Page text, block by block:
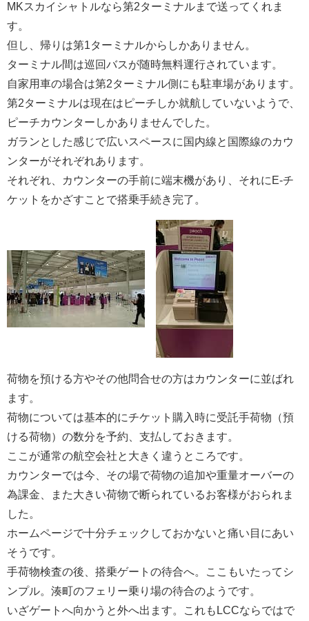
MKスカイシャトルなら第2ターミナルまで送ってくれま
す。
但し、帰りは第1ターミナルからしかありません。
ターミナル間は巡回バスが随時無料運行されています。
自家用車の場合は第2ターミナル側にも駐車場があります。
第2ターミナルは現在はピーチしか就航していないようで、
ピーチカウンターしかありませんでした。
ガランとした感じで広いスペースに国内線と国際線のカウ
ンターがそれぞれあります。
それぞれ、カウンターの手前に端末機があり、それにE-チ
ケットをかざすことで搭乗手続き完了。
荷物を預ける方やその他問合せの方はカウンターに並ばれ
ます。
荷物については基本的にチケット購入時に受託手荷物（預
ける荷物）の数分を予約、支払しておきます。
ここが通常の航空会社と大きく違うところです。
カウンターでは今、その場で荷物の追加や重量オーバーの
為課金、また大きい荷物で断られているお客様がおられま
した。
ホームページで十分チェックしておかないと痛い目にあい
そうです。
手荷物検査の後、搭乗ゲートの待合へ。ここもいたってシ
ンプル。湊町のフェリー乗り場の待合のようです。
いざゲートへ向かうと外へ出ます。これもLCCならではで